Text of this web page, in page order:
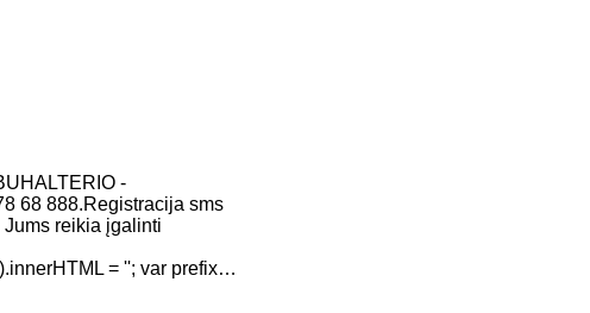
-
68 888.Registracija sms
reikia įgalinti
= ''; var prefix…